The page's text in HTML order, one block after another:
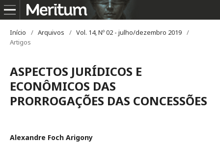
Início / Arquivos / Vol. 14, Nº 02 - julho/dezembro 2019 /
Artigos
ASPECTOS JURÍDICOS E
ECONÔMICOS DAS
PRORROGAÇÕES DAS CONCESSÕES
Alexandre Foch Arigony